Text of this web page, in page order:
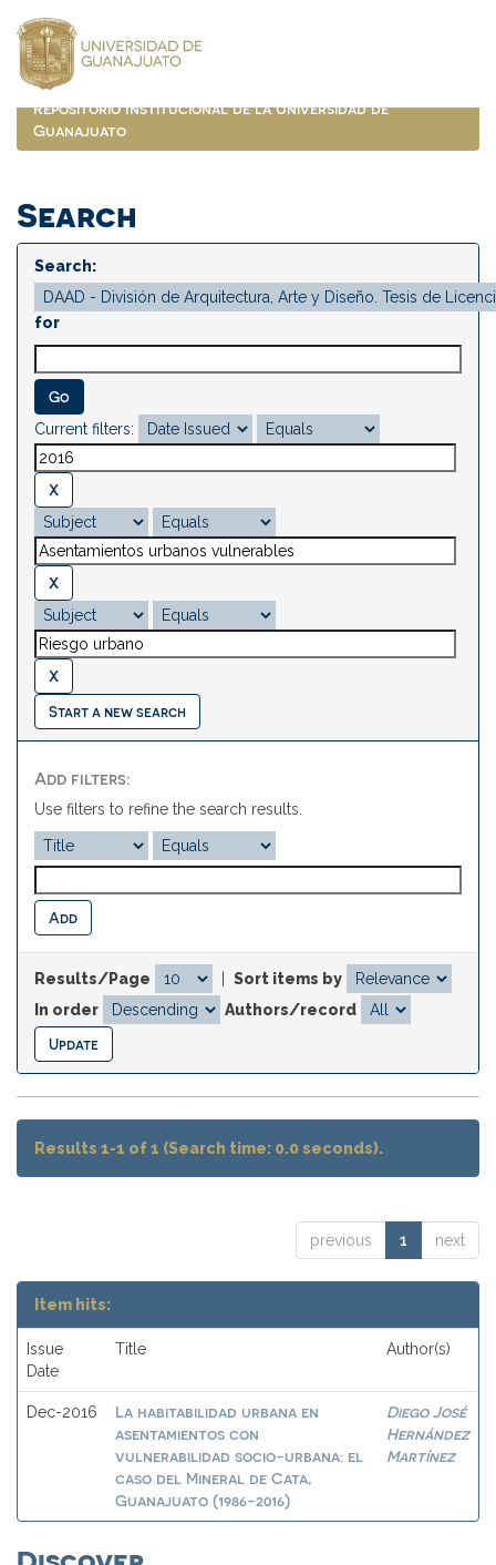
navigation
Repositorio Institucional de la Universidad de
Guanajuato
Search
Search:
for
Current filters:
Start a new search
Add filters:
Use filters to refine the search results.
Results/Page
Sort items by
In order
Authors/record
Results 1-1 of 1 (Search time: 0.0 seconds).
previous 1 next
Item hits:
Issue
Date
Title Author(s)
Dec-2016
La habitabilidad urbana en
asentamientos con
vulnerabilidad socio-urbana: el
caso del Mineral de Cata,
Guanajuato (1986-2016)
Diego José
Hernández
Martínez
Discover